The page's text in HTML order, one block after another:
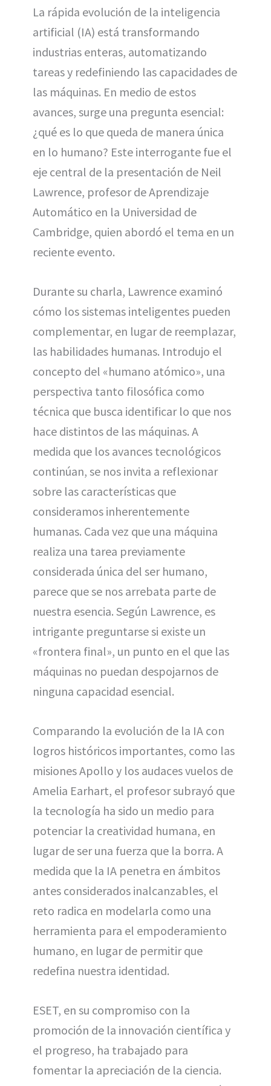
w
i
t
t
e
r
)
e
o
o
k
t
r
e
s
t
i
La rápida evolución de la inteligencia
artificial (IA) está transformando
industrias enteras, automatizando
tareas y redefiniendo las capacidades de
las máquinas. En medio de estos
avances, surge una pregunta esencial:
¿qué es lo que queda de manera única
en lo humano? Este interrogante fue el
eje central de la presentación de Neil
Lawrence, profesor de Aprendizaje
Automático en la Universidad de
Cambridge, quien abordó el tema en un
reciente evento.
Durante su charla, Lawrence examinó
cómo los sistemas inteligentes pueden
complementar, en lugar de reemplazar,
las habilidades humanas. Introdujo el
concepto del «humano atómico», una
perspectiva tanto filosófica como
técnica que busca identificar lo que nos
hace distintos de las máquinas. A
medida que los avances tecnológicos
continúan, se nos invita a reflexionar
sobre las características que
consideramos inherentemente
humanas. Cada vez que una máquina
realiza una tarea previamente
considerada única del ser humano,
parece que se nos arrebata parte de
nuestra esencia. Según Lawrence, es
intrigante preguntarse si existe un
«frontera final», un punto en el que las
máquinas no puedan despojarnos de
ninguna capacidad esencial.
Comparando la evolución de la IA con
logros históricos importantes, como las
misiones Apollo y los audaces vuelos de
Amelia Earhart, el profesor subrayó que
la tecnología ha sido un medio para
potenciar la creatividad humana, en
lugar de ser una fuerza que la borra. A
medida que la IA penetra en ámbitos
antes considerados inalcanzables, el
reto radica en modelarla como una
herramienta para el empoderamiento
humano, en lugar de permitir que
redefina nuestra identidad.
ESET, en su compromiso con la
promoción de la innovación científica y
el progreso, ha trabajado para
fomentar la apreciación de la ciencia.